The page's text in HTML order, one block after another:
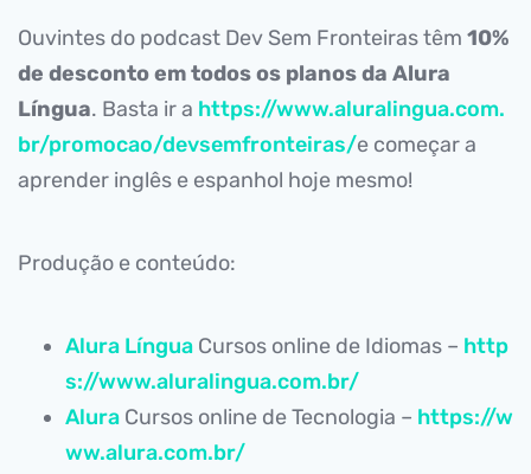
Ouvintes do podcast Dev Sem Fronteiras têm 10%
de desconto em todos os planos da Alura
Língua. Basta ir a https://www.aluralingua.com.
br/promocao/devsemfronteiras/e começar a
aprender inglês e espanhol hoje mesmo!
Produção e conteúdo:
Alura Língua Cursos online de Idiomas – http
s://www.aluralingua.com.br/
Alura Cursos online de Tecnologia – https://w
ww.alura.com.br/